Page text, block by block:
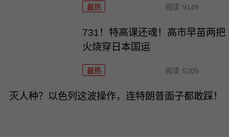
最热 阅读 9149
731！特高课还魂！高市早苗两把
火烧穿日本国运
最热 阅读 5205
灭人种？以色列这波操作，连特朗普面子都敢踩！